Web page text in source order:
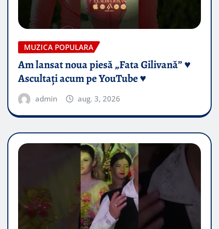
MUZICA POPULARA
Am lansat noua piesă „Fata Gilivană” ♥️
Ascultați acum pe YouTube ♥️
admin aug. 3, 2026